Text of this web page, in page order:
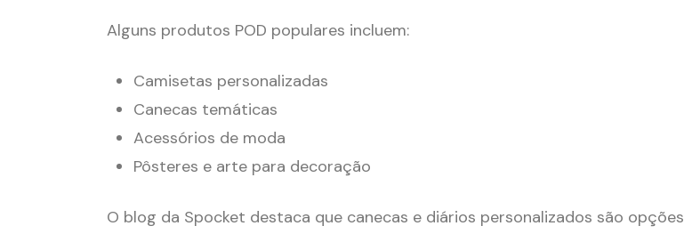
Alguns produtos POD populares incluem:
Camisetas personalizadas
Canecas temáticas
Acessórios de moda
Pôsteres e arte para decoração
O blog da Spocket destaca que canecas e diários personalizados são opções